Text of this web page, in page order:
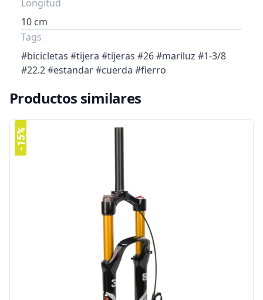
Longitud
10 cm
Tags
#bicicletas #tijera #tijeras #26 #mariluz #1-3/8
#22.2 #estandar #cuerda #fierro
Productos similares